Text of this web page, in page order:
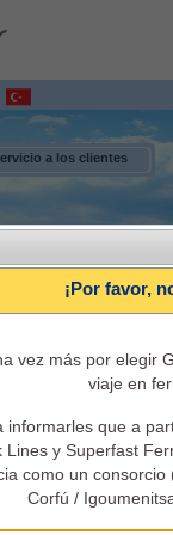
a los clientes
y servicios de ferry
¡Por favor,
vez más por elegir
viaje en
informarles que a
Lines y Superfast
como un consorcio
Corfú /